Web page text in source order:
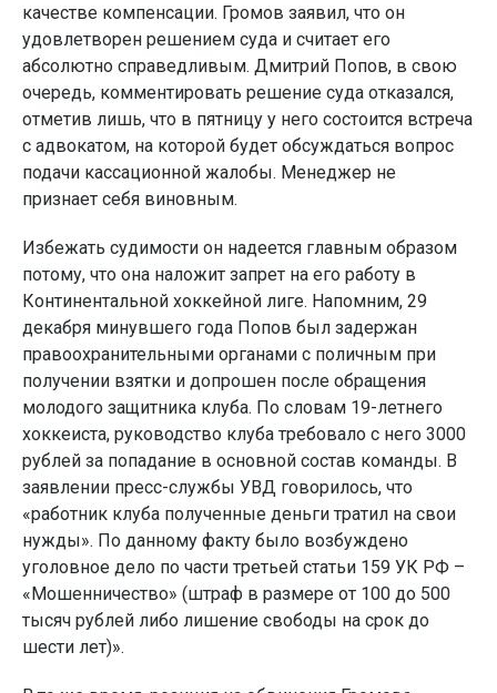
качестве компенсации. Громов заявил, что он
удовлетворен решением суда и считает его
абсолютно справедливым. Дмитрий Попов, в свою
очередь, комментировать решение суда отказался,
отметив лишь, что в пятницу у него состоится встреча
с адвокатом, на которой будет обсуждаться вопрос
подачи кассационной жалобы. Менеджер не
признает себя виновным.
Избежать судимости он надеется главным образом
потому, что она наложит запрет на его работу в
Континентальной хоккейной лиге. Напомним, 29
декабря минувшего года Попов был задержан
правоохранительными органами с поличным при
получении взятки и допрошен после обращения
молодого защитника клуба. По словам 19-летнего
хоккеиста, руководство клуба требовало с него 3000
рублей за попадание в основной состав команды. В
заявлении пресс-службы УВД говорилось, что
«работник клуба полученные деньги тратил на свои
нужды». По данному факту было возбуждено
уголовное дело по части третьей статьи 159 УК РФ –
«Мошенничество» (штраф в размере от 100 до 500
тысяч рублей либо лишение свободы на срок до
шести лет)».